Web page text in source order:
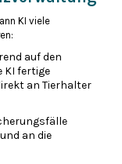
KI viele
auf den
KI fertige
an Tierhalter
an die